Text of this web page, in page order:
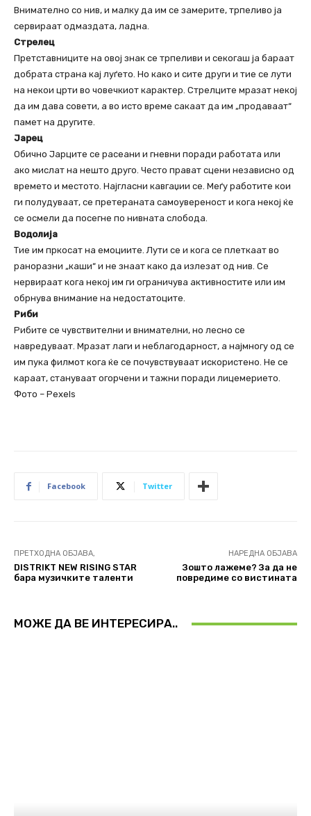
Внимателно со нив, и малку да им се замерите, трпеливо ја
сервираат одмаздата, ладна.
Стрелец
Претставниците на овој знак се трпеливи и секогаш ја бараат
добрата страна кај луѓето. Но како и сите други и тие се лути
на некои црти во човечкиот карактер. Стрелците мразат некој
да им дава совети, а во исто време сакаат да им „продаваат“
памет на другите.
Јарец
Обично Јарците се расеани и гневни поради работата или
ако мислат на нешто друго. Често прават сцени независно од
времето и местото. Најгласни кавгаџии се. Меѓу работите кои
ги полудуваат, се претераната самоувереност и кога некој ќе
се осмели да посегне по нивната слобода.
Водолија
Тие им пркосат на емоциите. Лути се и кога се плеткаат во
раноразни „каши“ и не знаат како да излезат од нив. Се
нервираат кога некој им ги ограничува активностите или им
обрнува внимание на недостатоците.
Риби
Рибите се чувствителни и внимателни, но лесно се
навредуваат. Мразат лаги и неблагодарност, а најмногу од се
им пука филмот кога ќе се почувствуваат искористено. Не се
караат, стануваат огорчени и тажни поради лицемерието.
Фото – Pexels
Facebook Twitter
ПРЕТХОДНА ОБЈАВА,
DISTRIKT NEW RISING STAR
бара музичките таленти
НАРЕДНА ОБЈАВА
Зошто лажеме? За да не
повредиме со вистината
МОЖЕ ДА ВЕ ИНТЕРЕСИРА..